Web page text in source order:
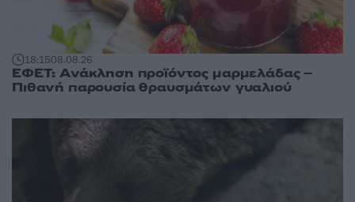
18:1508.08.26
ΕΦΕΤ: Ανάκληση προϊόντος μαρμελάδας –
Πιθανή παρουσία θραυσμάτων γυαλιού